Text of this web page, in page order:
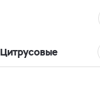
Цитрусовые